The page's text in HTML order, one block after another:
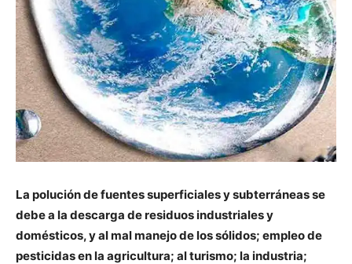
La polución de fuentes superficiales y subterráneas se
debe a la descarga de residuos industriales y
domésticos, y al mal manejo de los sólidos; empleo de
pesticidas en la agricultura; al turismo; la industria;